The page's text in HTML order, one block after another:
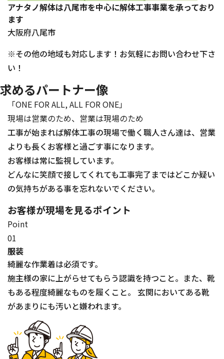
アナタノ解体は八尾市を中心に解体工事事業を承っており
ます
大阪府八尾市
※その他の地域も対応します！お気軽にお問い合わせ下さ
い！
求めるパートナー像
「ONE FOR ALL, ALL FOR ONE」
現場は営業のため、営業は現場のため
工事が始まれば解体工事の現場で働く職人さん達は、営業
よりも長くお客様と過ごす事になります。
お客様は常に監視しています。
どんなに笑顔で接してくれても工事完了まではどこか疑い
の気持ちがある事を忘れないでください。
お客様が現場を見るポイント
Point
01
服装
綺麗な作業着は必須です。
施主様の家に上がらせてもらう認識を持つこと。また、靴
もある程度綺麗なものを履くこと。 玄関においてある靴
があまりにも汚いと嫌われます。